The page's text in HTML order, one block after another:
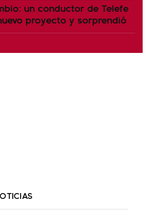
un conductor de Telefe
proyecto y sorprendió